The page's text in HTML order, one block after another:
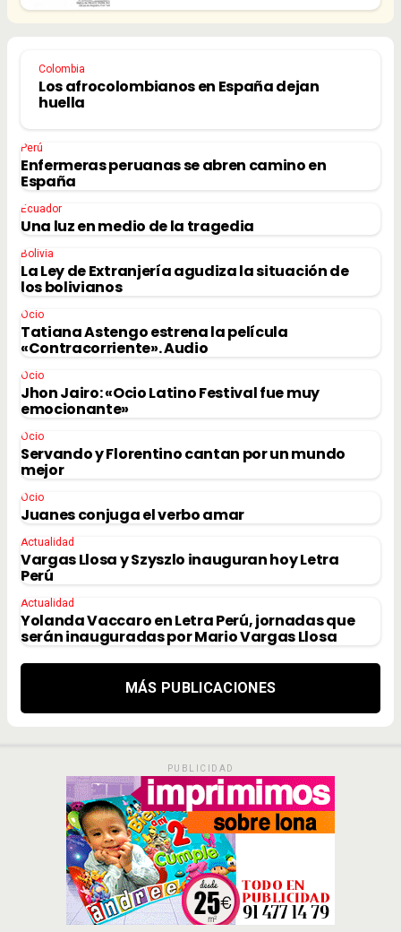
Colombia
Los afrocolombianos en España dejan
huella
Perú
Enfermeras peruanas se abren camino en
España
Ecuador
Una luz en medio de la tragedia
Bolivia
La Ley de Extranjería agudiza la situación de
los bolivianos
Ocio
Tatiana Astengo estrena la película
«Contracorriente». Audio
Ocio
Jhon Jairo: «Ocio Latino Festival fue muy
emocionante»
Ocio
Servando y Florentino cantan por un mundo
mejor
Ocio
Juanes conjuga el verbo amar
Actualidad
Vargas Llosa y Szyszlo inauguran hoy Letra
Perú
Actualidad
Yolanda Vaccaro en Letra Perú, jornadas que
serán inauguradas por Mario Vargas Llosa
MÁS PUBLICACIONES
PUBLICIDAD